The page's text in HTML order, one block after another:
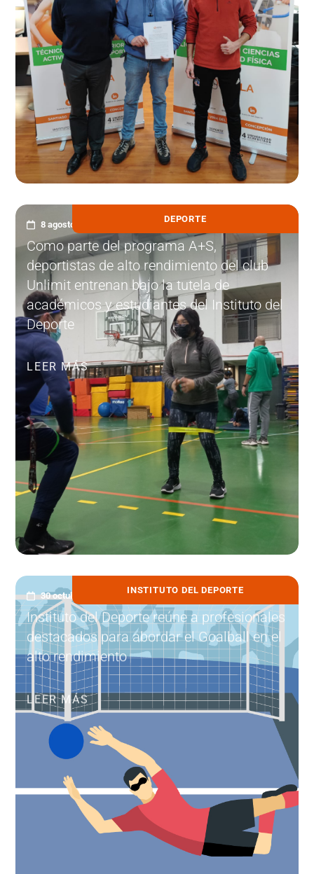
DEPORTE
8 agosto, 2022
Como parte del programa A+S,
deportistas de alto rendimiento del club
Unlimit entrenan bajo la tutela de
académicos y estudiantes del Instituto del
Deporte
LEER MÁS
INSTITUTO DEL DEPORTE
30 octubre, 2020
Instituto del Deporte reúne a profesionales
destacados para abordar el Goalball en el
alto rendimiento
LEER MÁS